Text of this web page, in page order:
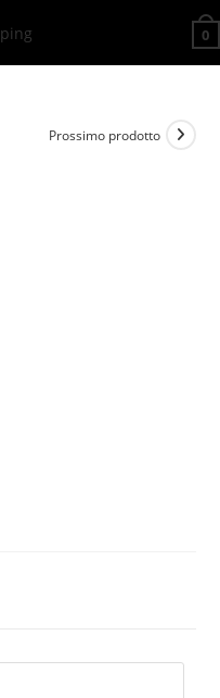
0
Prossimo prodotto